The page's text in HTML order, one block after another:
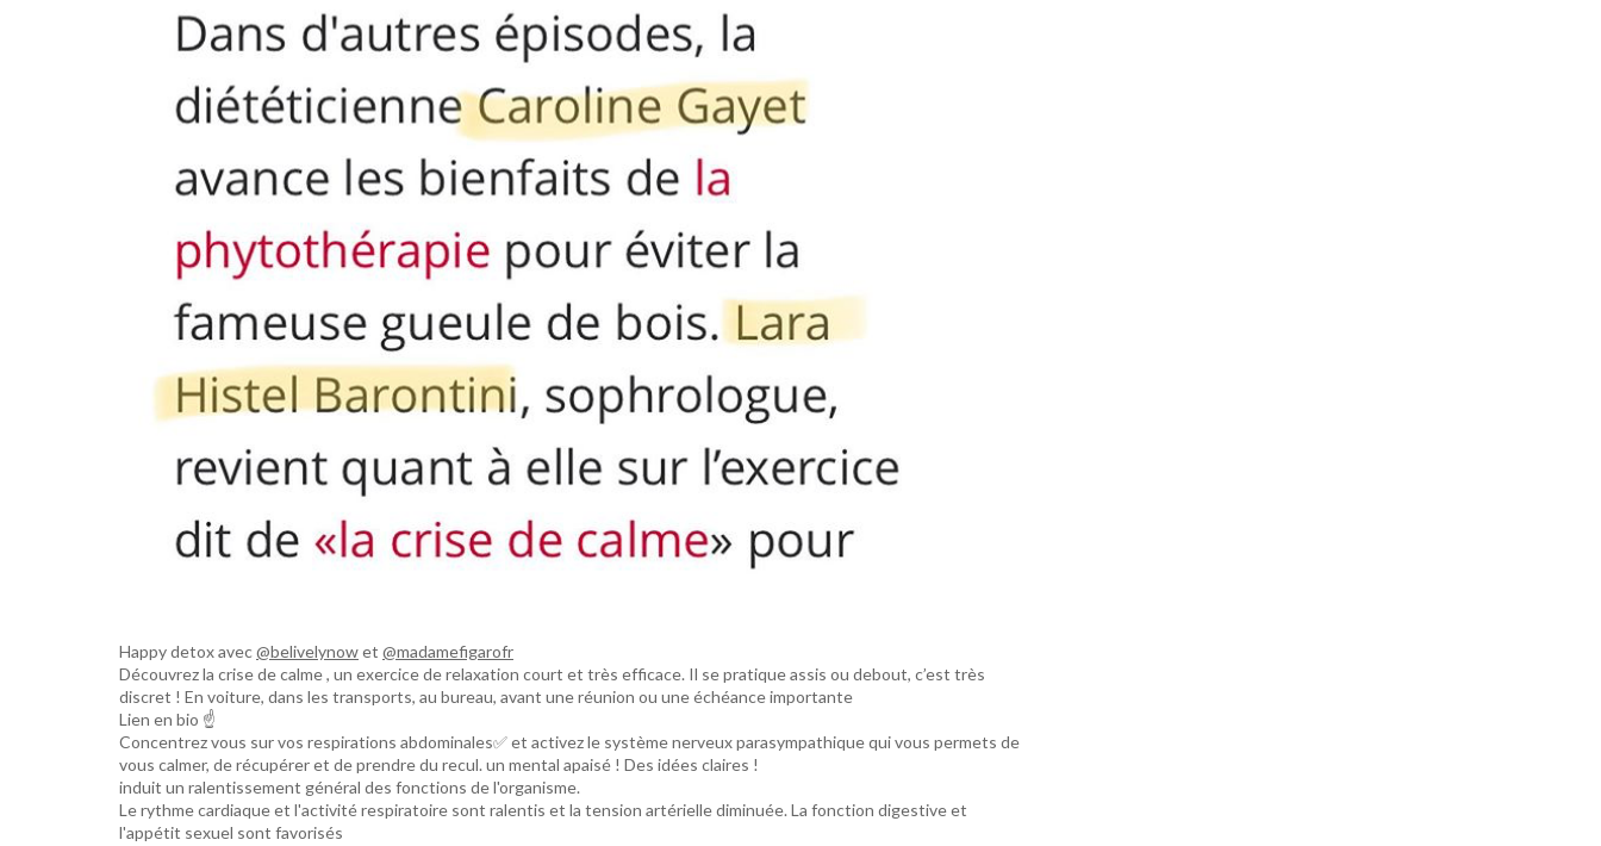
Happy detox avec@belivelynowet @madamefigarofr
Découvrez la crise de calme , un exercice de relaxation court et très efficace. Il se pratique assis ou debout, c’est très
discret ! En voiture, dans les transports, au bureau, avant une réunion ou une échéance importante
Lien en bio ☝️
Concentrez vous sur vos respirations abdominales✅ et activez le système nerveux parasympathique qui vous permets de
vous calmer, de récupérer et de prendre du recul. un mental apaisé ! Des idées claires !
induit un ralentissement général des fonctions de l'organisme.
Le rythme cardiaque et l'activité respiratoire sont ralentis et la tension artérielle diminuée. La fonction digestive et
l'appétit sexuel sont favorisés